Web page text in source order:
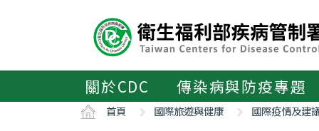
區
關於CDC 傳染病與防疫專題
首頁 國際旅遊與健康 國際疫情及建